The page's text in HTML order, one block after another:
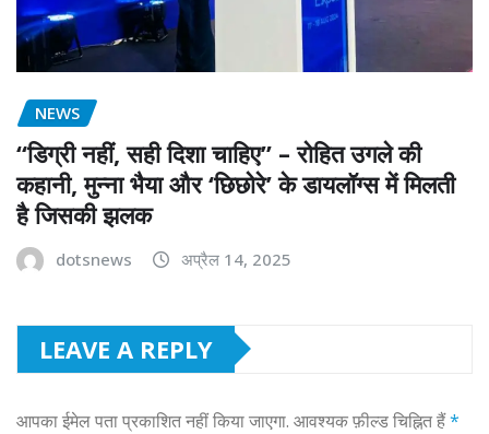
NEWS
“डिग्री नहीं, सही दिशा चाहिए” – रोहित उगले की
कहानी, मुन्ना भैया और ‘छिछोरे’ के डायलॉग्स में मिलती
है जिसकी झलक
dotsnews अप्रैल 14, 2025
LEAVE A REPLY
आपका ईमेल पता प्रकाशित नहीं किया जाएगा. आवश्यक फ़ील्ड चिह्नित हैं*